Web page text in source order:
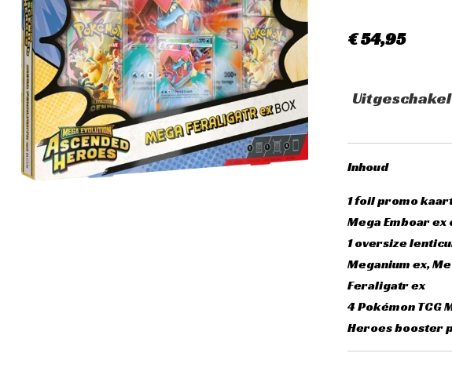
€ 54,95
Inhoud
1 foil promo
Mega Emboar
1 oversize
Meganium ex,
Feraligatr ex
4 Pokémon TCG
Heroes booster